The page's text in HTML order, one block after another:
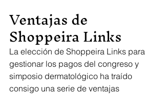
Ventajas de
Shoppeira Links
La elección de Shoppeira Links para
gestionar los pagos del congreso y
simposio dermatológico ha traído
consigo una serie de ventajas